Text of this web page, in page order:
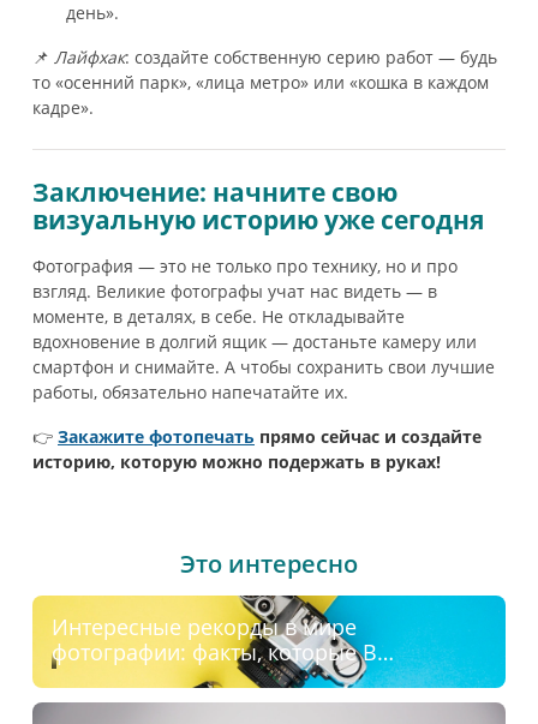
день».
📌 Лайфхак: создайте собственную серию работ — будь
то «осенний парк», «лица метро» или «кошка в каждом
кадре».
Заключение: начните свою
визуальную историю уже сегодня
Фотография — это не только про технику, но и про
взгляд. Великие фотографы учат нас видеть — в
моменте, в деталях, в себе. Не откладывайте
вдохновение в долгий ящик — достаньте камеру или
смартфон и снимайте. А чтобы сохранить свои лучшие
работы, обязательно напечатайте их.
👉 Закажите фотопечать прямо сейчас и создайте
историю, которую можно подержать в руках!
Это интересно
Интересные рекорды в мире
фотографии: факты, которые Вас
удивят